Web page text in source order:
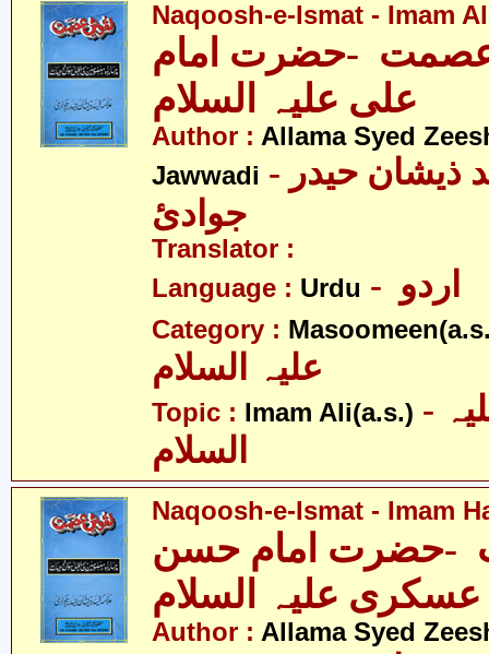
Naqoosh-e-Ismat - Imam
-حضرت امام
علی علیہ السلام
Author : Allama Syed
Jawwadi - علامہ سیّد ذیشان حیدر
جوادئ
Translator :
Language : Urdu
Category :
Topic : Imam Ali(a.s.) - امام علی علیہ
السلام
Naqoosh-e-Ismat - Imam
-حضرت امام حسن
عسکری علیہ السلام
Author : Allama Syed